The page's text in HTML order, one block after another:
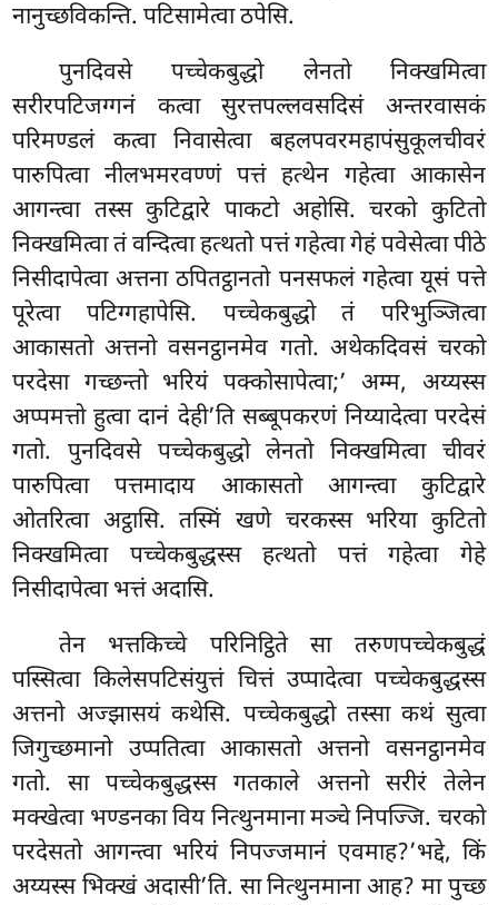
नानुच्छविकन्ति. पटिसामेत्वा ठपेसि.
पुनदिवसे पच्चेकबुद्धो लेनतो निक्खमित्वा
सरीरपटिजग्गनं कत्वा सुरत्तपल्लवसदिसं अन्तरवासकं
परिमण्डलं कत्वा निवासेत्वा बहलपवरमहापंसुकूलचीवरं
पारुपित्वा नीलभमरवण्णं पत्तं हत्थेन गहेत्वा आकासेन
आगन्त्वा तस्स कुटिद्वारे पाकटो अहोसि. चरको कुटितो
निक्खमित्वा तं वन्दित्वा हत्थतो पत्तं गहेत्वा गेहं पवेसेत्वा पीठे
निसीदापेत्वा अत्तना ठपितट्ठानतो पनसफलं गहेत्वा यूसं पत्ते
पूरेत्वा पटिग्गहापेसि. पच्चेकबुद्धोतं परिभुञ्जित्वा
आकासतो अत्तनो वसनट्ठानमेव गतो. अथेकदिवसं चरको
परदेसा गच्छन्तो भरियं पक्कोसापेत्वा;’ अम्म, अय्यस्स
अप्पमत्तो हुत्वा दानं देही’ति सब्बूपकरणं निय्यादेत्वा परदेसं
गतो. पुनदिवसे पच्चेकबुद्धो लेनतो निक्खमित्वा चीवरं
पारुपित्वा पत्तमादाय आकासतो आगन्त्वा कुटिद्वारे
ओतरित्वा अट्ठासि. तस्मिं खणे चरकस्स भरिया कुटितो
निक्खमित्वा पच्चेकबुद्धस्स हत्थतो पत्तं गहेत्वा गेहे
निसीदापेत्वा भत्तं अदासि.
तेन भत्तकिच्चे परिनिट्ठिते सा तरुणपच्चेकबुद्धं
पस्सित्वा किलेसपटिसंयुत्तं चित्तं उप्पादेत्वा पच्चेकबुद्धस्स
अत्तनो अज्झासयं कथेसि. पच्चेकबुद्धो तस्सा कथं सुत्वा
जिगुच्छमानो उप्पतित्वा आकासतो अत्तनो वसनट्ठानमेव
गतो. सा पच्चेकबुद्धस्स गतकाले अत्तनो सरीरं तेलेन
मक्खेत्वा भण्डनका विय नित्थुनमाना मञ्चे निपज्जि. चरको
परदेसतो आगन्त्वा भरियं निपज्जमानं एवमाह?’भद्दे, किं
अय्यस्स भिक्खं अदासी’ति. सा नित्थुनमाना आह? मा पुच्छ